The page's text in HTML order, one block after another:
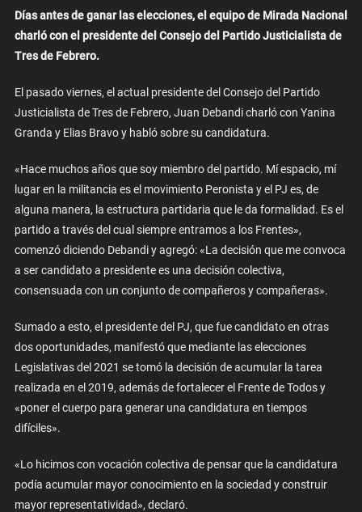
Días antes de ganar las elecciones, el equipo de Mirada Nacional
charló con el presidente del Consejo del Partido Justicialista de
Tres de Febrero.
El pasado viernes, el actual presidente del Consejo del Partido
Justicialista de Tres de Febrero, Juan Debandi charló con Yanina
Granda y Elias Bravo y habló sobre su candidatura.
«Hace muchos años que soy miembro del partido. Mí espacio, mí
lugar en la militancia es el movimiento Peronista y el PJ es, de
alguna manera, la estructura partidaria que le da formalidad. Es el
partido a través del cual siempre entramos a los Frentes»,
comenzó diciendo Debandi y agregó: «La decisión que me convoca
a ser candidato a presidente es una decisión colectiva,
consensuada con un conjunto de compañeros y compañeras».
Sumado a esto, el presidente del PJ, que fue candidato en otras
dos oportunidades, manifestó que mediante las elecciones
Legislativas del 2021 se tomó la decisión de acumular la tarea
realizada en el 2019, además de fortalecer el Frente de Todos y
«poner el cuerpo para generar una candidatura en tiempos
difíciles».
«Lo hicimos con vocación colectiva de pensar que la candidatura
podía acumular mayor conocimiento en la sociedad y construir
mayor representatividad», declaró.